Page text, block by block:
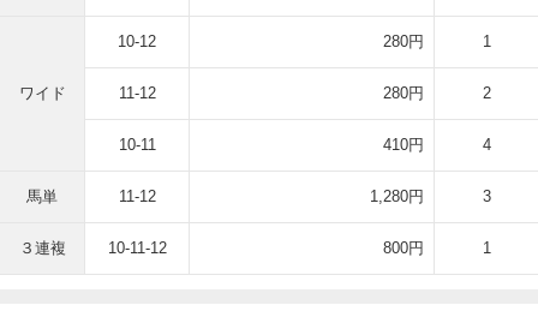
ワイド
10-12 280円 1
11-12 280円 2
10-11 410円 4
馬単 11-12 1,280円 3
３連複 10-11-12 800円 1